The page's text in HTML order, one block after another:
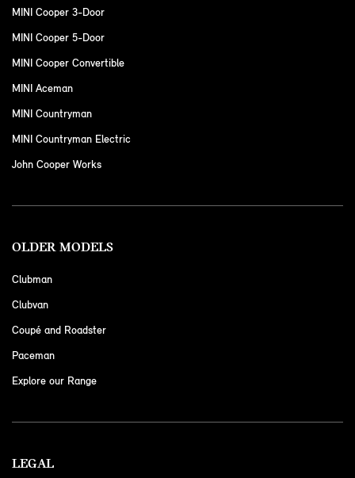
MINI Cooper 3-Door
MINI Cooper 5-Door
MINI Cooper Convertible
MINI Aceman
MINI Countryman
MINI Countryman Electric
John Cooper Works
OLDER MODELS
Clubman
Clubvan
Coupé and Roadster
Paceman
Explore our Range
LEGAL